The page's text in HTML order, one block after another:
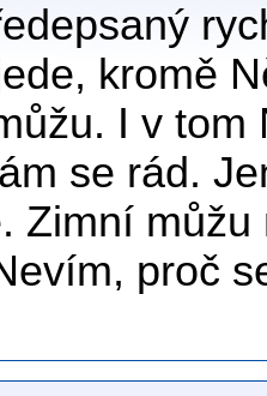
kromě
I v
se rád.
Zimní
proč